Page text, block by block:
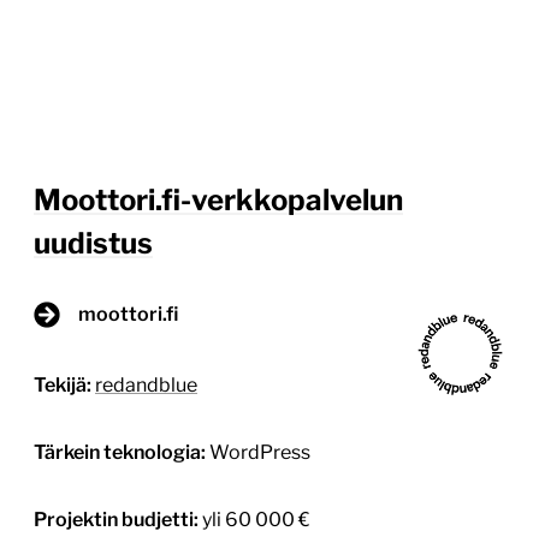
Moottori.fi-verkkopalvelun
uudistus
moottori.fi
Tekijä: redandblue
Tärkein teknologia: WordPress
Projektin budjetti: yli 60 000 €